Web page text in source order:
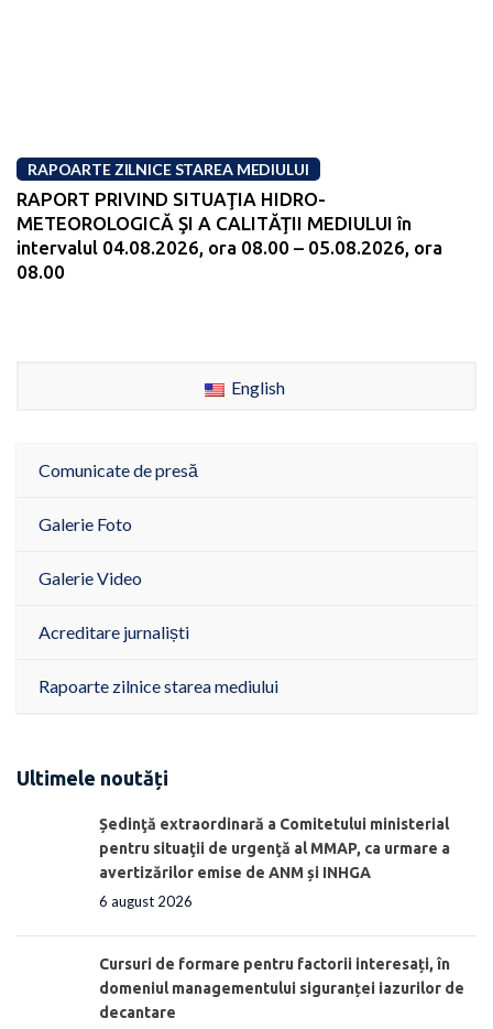
RAPOARTE ZILNICE STAREA MEDIULUI
RAPORT PRIVIND SITUAŢIA HIDRO-
METEOROLOGICĂ ŞI A CALITĂŢII MEDIULUI în
intervalul 04.08.2026, ora 08.00 – 05.08.2026, ora
08.00
English
Comunicate de presă
Galerie Foto
Galerie Video
Acreditare jurnaliști
Rapoarte zilnice starea mediului
Ultimele noutăți
Ședinţă extraordinară a Comitetului ministerial
pentru situaţii de urgenţă al MMAP, ca urmare a
avertizărilor emise de ANM și INHGA
6 august 2026
Cursuri de formare pentru factorii interesați, în
domeniul managementului siguranței iazurilor de
decantare